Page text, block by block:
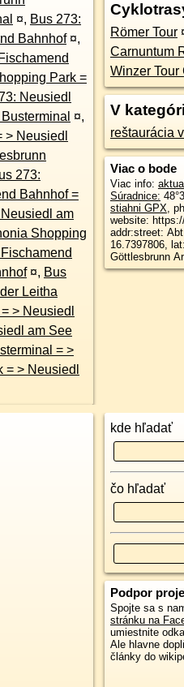
¤, Bus 273:
= > Fischamend Bahnhof ¤,
Neusiedl
Wien Busterminal ¤,
273:
am
¤, Bus
= >
Römer Tour
Carnuntum
Winzer Tour
V
reštaurácia
Viac o bode
Viac info:
Súradnice:
stiahni GPX,
website:
addr:street:
16.7397806,
Göttlesbrunn
kde hľadať
čo hľadať
Podpor
Spojte sa s
stránku na
umiestnite
Ale hlavne
články do